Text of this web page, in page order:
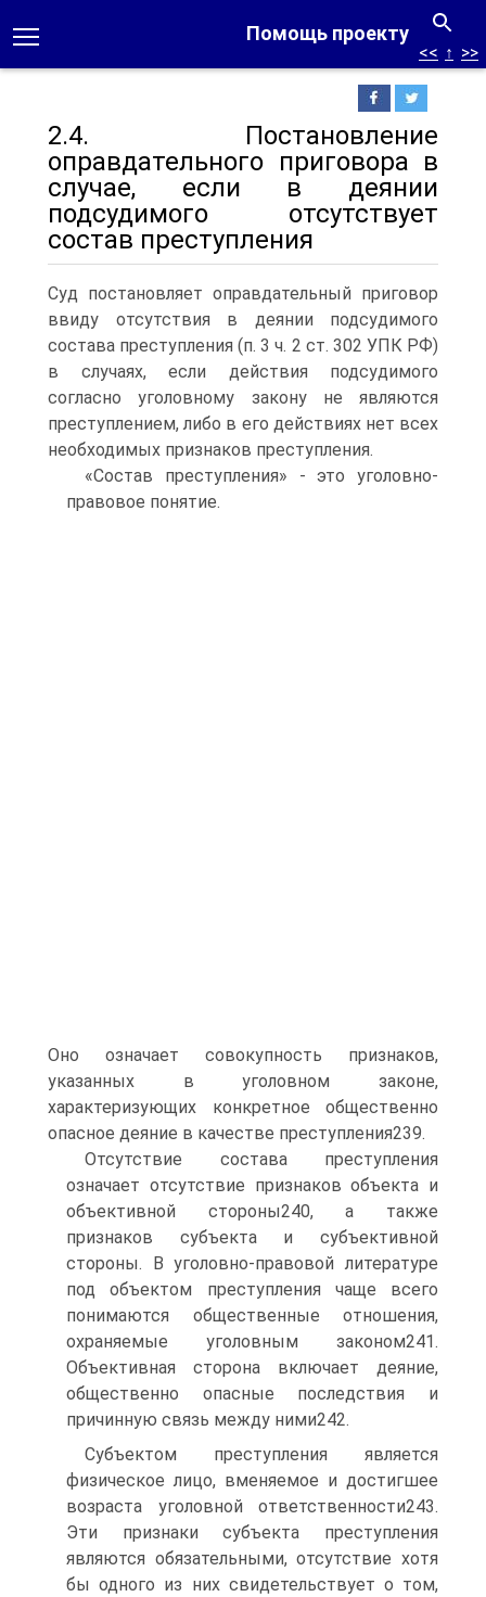
Помощь проекту
<< ↑ >>
2.4. Постановление
оправдательного приговора в
случае, если в деянии
подсудимого отсутствует
состав преступления
Суд постановляет оправдательный приговор
ввиду отсутствия в деянии подсудимого
состава преступления (п. 3 ч. 2 ст. 302 УПК РФ)
в случаях, если действия подсудимого
согласно уголовному закону не являются
преступлением, либо в его действиях нет всех
необходимых признаков преступления.
«Состав преступления» - это уголовно-
правовое понятие.
Оно означает совокупность признаков,
указанных в уголовном законе,
характеризующих конкретное общественно
опасное деяние в качестве преступления239.
Отсутствие состава преступления
означает отсутствие признаков объекта и
объективной стороны240, а также
признаков субъекта и субъективной
стороны. В уголовно-правовой литературе
под объектом преступления чаще всего
понимаются общественные отношения,
охраняемые уголовным законом241.
Объективная сторона включает деяние,
общественно опасные последствия и
причинную связь между ними242.
Субъектом преступления является
физическое лицо, вменяемое и достигшее
возраста уголовной ответственности243.
Эти признаки субъекта преступления
являются обязательными, отсутствие хотя
бы одного из них свидетельствует о том,